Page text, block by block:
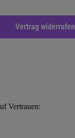
Vertrag widerrufen
Vertrauen: